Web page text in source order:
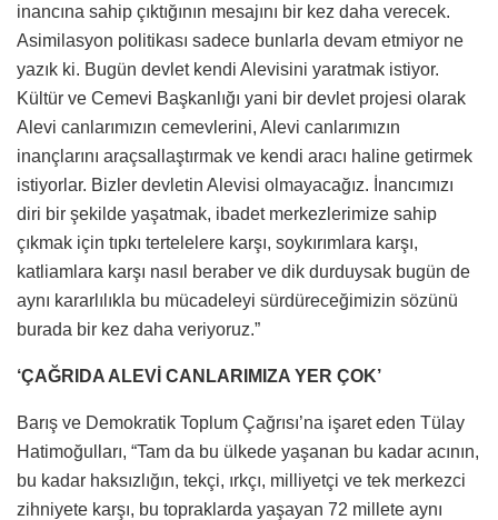
inancına sahip çıktığının mesajını bir kez daha verecek.
Asimilasyon politikası sadece bunlarla devam etmiyor ne
yazık ki. Bugün devlet kendi Alevisini yaratmak istiyor.
Kültür ve Cemevi Başkanlığı yani bir devlet projesi olarak
Alevi canlarımızın cemevlerini, Alevi canlarımızın
inançlarını araçsallaştırmak ve kendi aracı haline getirmek
istiyorlar. Bizler devletin Alevisi olmayacağız. İnancımızı
diri bir şekilde yaşatmak, ibadet merkezlerimize sahip
çıkmak için tıpkı tertelelere karşı, soykırımlara karşı,
katliamlara karşı nasıl beraber ve dik durduysak bugün de
aynı kararlılıkla bu mücadeleyi sürdüreceğimizin sözünü
burada bir kez daha veriyoruz.”
‘ÇAĞRIDA ALEVİ CANLARIMIZA YER ÇOK’
Barış ve Demokratik Toplum Çağrısı’na işaret eden Tülay
Hatimoğulları, “Tam da bu ülkede yaşanan bu kadar acının,
bu kadar haksızlığın, tekçi, ırkçı, milliyetçi ve tek merkezci
zihniyete karşı, bu topraklarda yaşayan 72 millete aynı